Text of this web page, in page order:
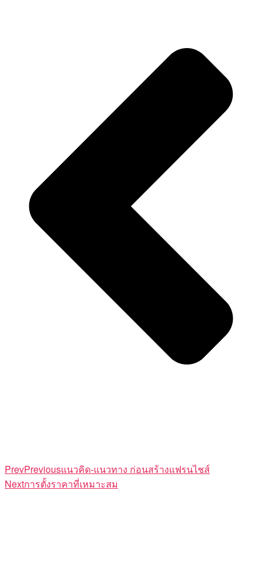
PrevPreviousแนวคิด-แนวทาง ก่อนสร้างแฟรนไชส์
Nextการตั้งราคาที่เหมาะสม